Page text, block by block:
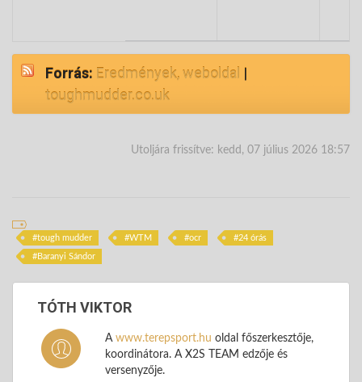
Forrás: Eredmények, weboldal |
toughmudder.co.uk
Utoljára frissítve: kedd, 07 július 2026 18:57
tough mudder WTM ocr 24 órás
Baranyi Sándor
TÓTH VIKTOR
A www.terepsport.hu oldal főszerkesztője,
koordinátora. A X2S TEAM edzője és
versenyzője.